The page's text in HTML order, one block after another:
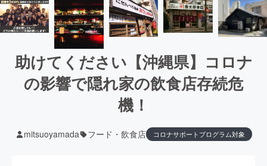
助けてください【沖縄県】コロナ
の影響で隠れ家の飲食店存続危
機！
mitsuoyamada フード・飲食店 コロナサポートプログラム対象